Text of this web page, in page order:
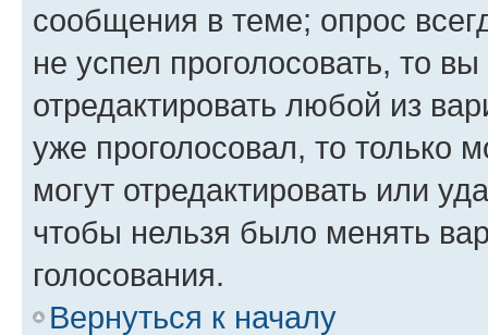
сообщения в теме; опрос
не успел проголосовать, то
отредактировать любой из
уже проголосовал, то только
могут отредактировать или
чтобы нельзя было менять
голосования.
Вернуться к началу